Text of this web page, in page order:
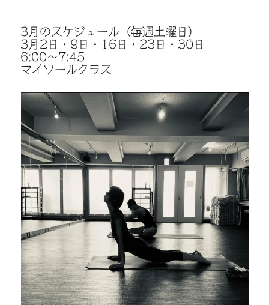
3月のスケジュール（毎週土曜日）
3月2日・9日・16日・23日・30日
6:00〜7:45
マイソールクラス